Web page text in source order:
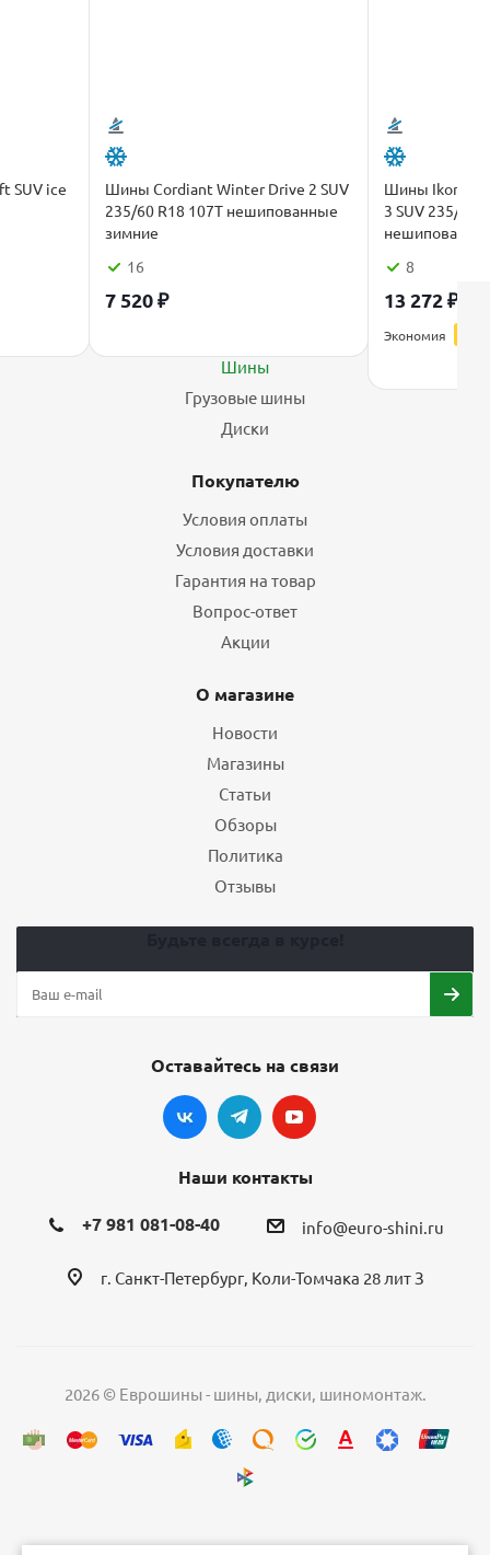
SUV ice
Шины Cordiant Winter Drive 2 SUV
235/60 R18 107T нешипованные
зимние
16
7 520₽
Шины Ikon
3 SUV 235/60
8
13 272₽
Экономия
Шины
Грузовые шины
Диски
Покупателю
Условия оплаты
Условия доставки
Гарантия на товар
Вопрос-ответ
Акции
О магазине
Новости
Магазины
Статьи
Обзоры
Политика
Отзывы
Оставайтесь на связи
Наши контакты
+7 981 081-08-40 info@euro-shini.ru
г. Санкт-Петербург, Коли-Томчака 28 лит З
2026 © Еврошины - шины, диски, шиномонтаж.